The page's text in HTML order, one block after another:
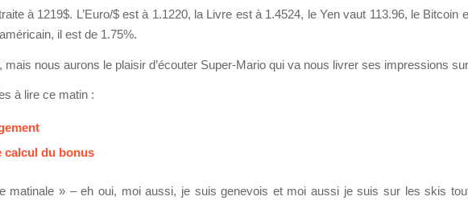
à 1219$. L’Euro/$ est à 1.1220, la Livre est à 1.4524, le Yen vaut 113.96, le
il est de 1.75%.
mais nous aurons le plaisir d’écouter Super-Mario qui va nous livrer ses impressions
à lire ce matin :
calcul du bonus
matinale » – eh oui, moi aussi, je suis genevois et moi aussi je suis sur les skis